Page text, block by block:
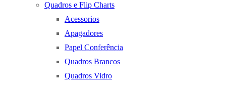
Quadros e Flip Charts
Acessorios
Apagadores
Papel Conferência
Quadros Brancos
Quadros Vidro